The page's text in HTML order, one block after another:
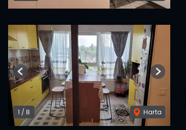
1 /8 Harta
Previous Next